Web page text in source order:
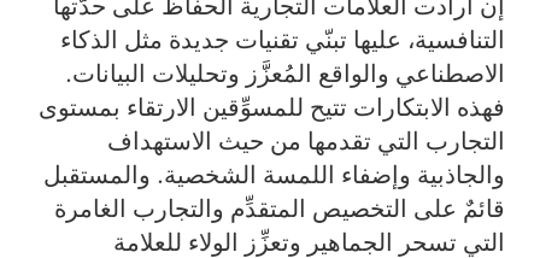
إن أرادت العلامات التجارية الحفاظ على حدَّتها
التنافسية، عليها تبنّي تقنيات جديدة مثل الذكاء
الاصطناعي والواقع المُعزَّز وتحليلات البيانات.
فهذه الابتكارات تتيح للمسوِّقين الارتقاء بمستوى
التجارب التي تقدمها من حيث الاستهداف
والجاذبية وإضفاء اللمسة الشخصية. والمستقبل
قائمٌ على التخصيص المتقدِّم والتجارب الغامرة
التي تسحر الجماهير وتعزِّز الولاء للعلامة